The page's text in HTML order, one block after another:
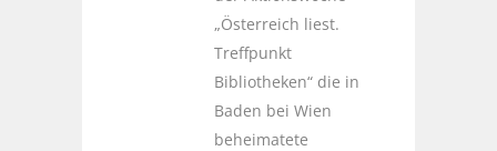
„Österreich liest.
Treffpunkt
Bibliotheken“ die in
Baden bei Wien
beheimatete